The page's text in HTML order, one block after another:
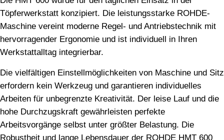
Töpferwerkstatt konzipiert. Die leistungsstarke ROHDE-
Maschine vereint moderne Regel- und Antriebstechnik mit
hervorragender Ergonomie und ist individuell in Ihren
Werkstattalltag integrierbar.
Die vielfältigen Einstellmöglichkeiten von Maschine und Sitz
erfordern kein Werkzeug und garantieren individuelles
Arbeiten für unbegrenzte Kreativität. Der leise Lauf und die
hohe Durchzugskraft gewährleisten perfekte
Arbeitsvorgänge selbst unter größter Belastung. Die
Robustheit und lange Lebensdauer der ROHDE HMT 600